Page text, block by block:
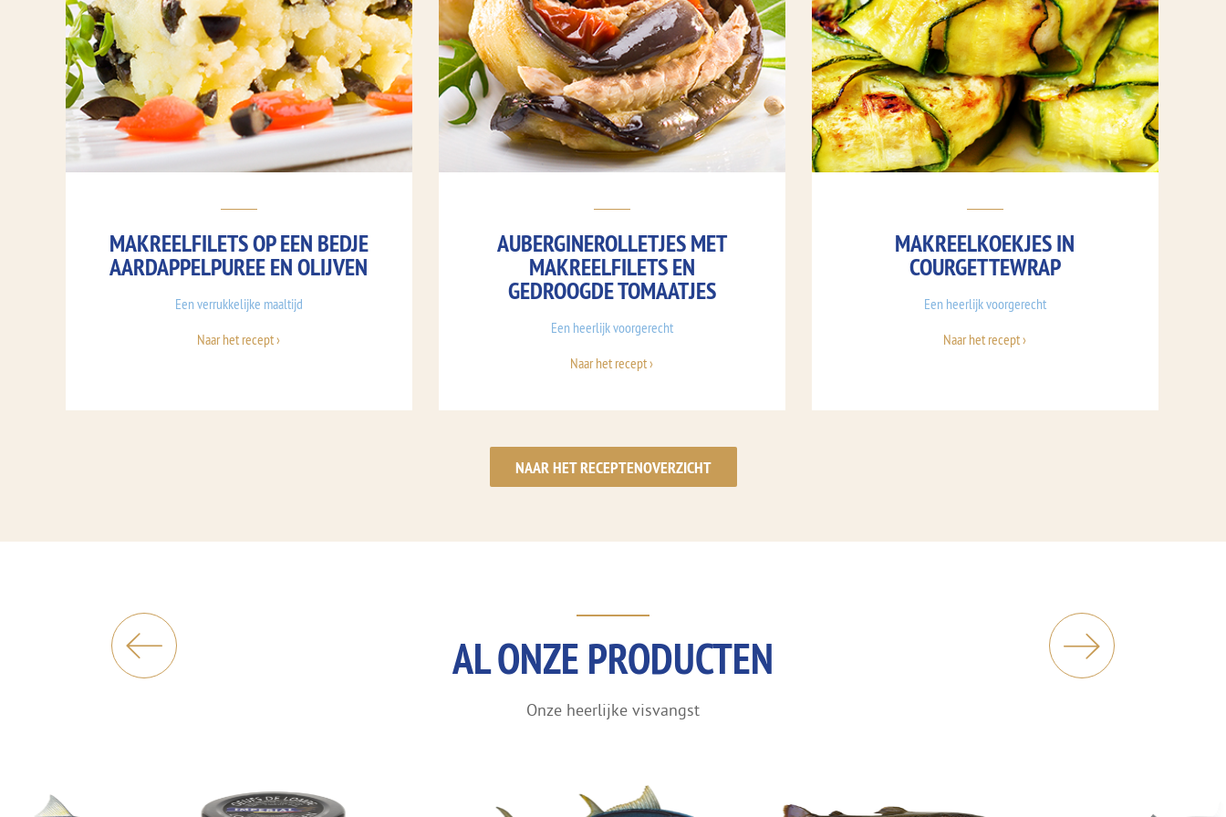
MAKREELFILETS OP EEN BEDJE
AARDAPPELPUREE EN OLIJVEN
Een verrukkelijke maaltijd
Naar het recept ›
AUBERGINEROLLETJES MET
MAKREELFILETS EN
GEDROOGDE TOMAATJES
Een heerlijk voorgerecht
Naar het recept ›
MAKREELKOEKJES IN
COURGETTEWRAP
Een heerlijk voorgerecht
Naar het recept ›
NAAR HET RECEPTENOVERZICHT
AL ONZE PRODUCTEN
Onze heerlijke visvangst